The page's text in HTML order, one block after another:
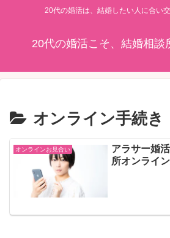
20代の婚活は、結婚したい人に合い
20代の婚活こそ、結婚相談
オンライン手続き
オンラインお見合い
アラサー婚
所オンライ